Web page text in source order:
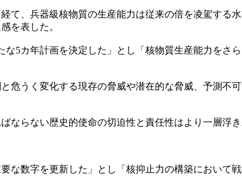
、兵器級核物質の生産能力は従来の倍を凌駕する
を表した。
5カ年計画を決定した」とし「核物質生産能力をさ
うく変化する現存の脅威や潜在的な脅威、予測不
らない歴史的使命の切迫性と責任性はより一層浮
数字を更新した」とし「核抑止力の構築において